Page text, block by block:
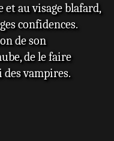
au visage blafard,
confidences.
de son
de le faire
vampires.